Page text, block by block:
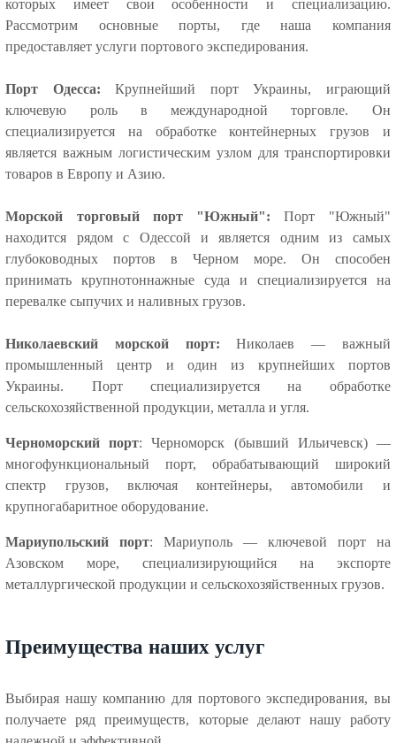
которых имеет свои особенности и специализацию.
Рассмотрим основные порты, где наша компания
предоставляет услуги портового экспедирования.
Порт Одесса: Крупнейший порт Украины, играющий
ключевую роль в международной торговле. Он
специализируется на обработке контейнерных грузов и
является важным логистическим узлом для транспортировки
товаров в Европу и Азию.
Морской торговый порт "Южный": Порт "Южный"
находится рядом с Одессой и является одним из самых
глубоководных портов в Черном море. Он способен
принимать крупнотоннажные суда и специализируется на
перевалке сыпучих и наливных грузов.
Николаевский морской порт: Николаев — важный
промышленный центр и один из крупнейших портов
Украины. Порт специализируется на обработке
сельскохозяйственной продукции, металла и угля.
Черноморский порт: Черноморск (бывший Ильичевск) —
многофункциональный порт, обрабатывающий широкий
спектр грузов, включая контейнеры, автомобили и
крупногабаритное оборудование.
Мариупольский порт: Мариуполь — ключевой порт на
Азовском море, специализирующийся на экспорте
металлургической продукции и сельскохозяйственных грузов.
Преимущества наших услуг
Выбирая нашу компанию для портового экспедирования, вы
получаете ряд преимуществ, которые делают нашу работу